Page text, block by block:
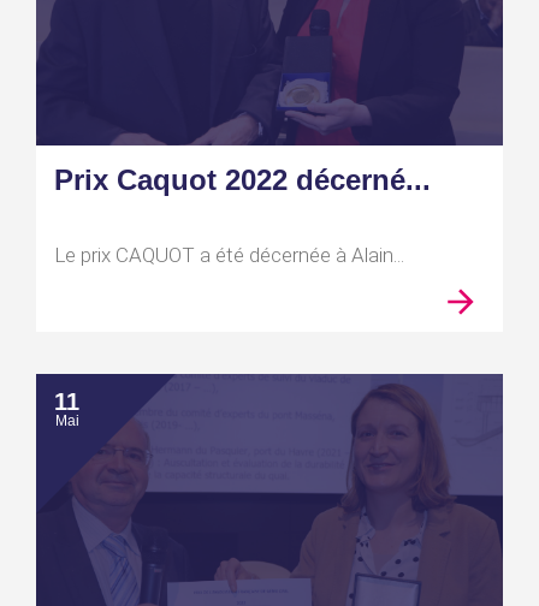
Prix Caquot 2022 décerné...
Le prix CAQUOT a été décernée à Alain...
11
Mai